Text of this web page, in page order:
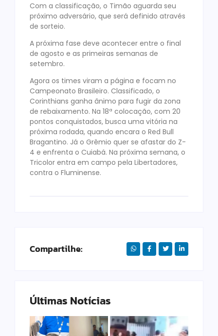
Com a classificação, o Timão aguarda seu
próximo adversário, que será definido através
de sorteio.
A próxima fase deve acontecer entre o final
de agosto e as primeiras semanas de
setembro.
Agora os times viram a página e focam no
Campeonato Brasileiro. Classificado, o
Corinthians ganha ânimo para fugir da zona
de rebaixamento. Na 18ª colocação, com 20
pontos conquistados, busca uma vitória na
próxima rodada, quando encara o Red Bull
Bragantino. Já o Grêmio quer se afastar do Z-
4 e enfrenta o Cuiabá. Na próxima semana, o
Tricolor entra em campo pela Libertadores,
contra o Fluminense.
Compartilhe:
Últimas Notícias